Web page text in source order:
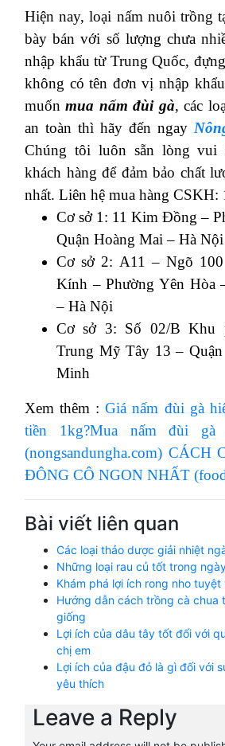
Hiện nay, loại nấm nuôi trồng
bày bán với số lượng chưa
nhập khẩu từ Trung Quốc,
không có tên đơn vị nhập
muốnmua nấm đùi gà, các
an toàn thì hãy đến ngay
Chúng tôi luôn sẵn lòng vui
khách hàng để đảm bảo chất
nhất. Liên hệ mua hàng CSKH:
Cơ sở 1: 11 Kim Đồng –
Quận Hoàng Mai – Hà Nội
Cơ sở 2: A11 – Ngõ
Kính – Phường Yên Hòa
– Hà Nội
Cơ sở 3: Số 02/B Khu
Trung Mỹ Tây 13 –
Minh
Xem thêm :Giá nấm đùi gà
tiền 1kg?Mua nấm đùi
(nongsandungha.com) CÁCH
ĐÔNG CÔ NGON NHẤT
Bài viết liên quan
Các loại thảo dược giải nhiệt
Những loại rau củ tốt trong
Khám phá lợi ích rong nho tuyệt
Hướng dẫn cách trồng cà chua
giống
Lợi ích của dâu tây tốt đối với
chị em
Lợi ích của đậu đỏ là gì đối với
yêu thích
Leave a Reply